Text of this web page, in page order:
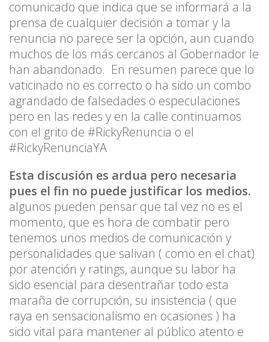
comunicado que indica que se informará a la
prensa de cualquier decisión a tomar y la
renuncia no parece ser la opción, aun cuando
muchos de los más cercanos al Gobernador le
han abandonado. En resumen parece que lo
vaticinado no es correcto o ha sido un combo
agrandado de falsedades o especulaciones
pero en las redes y en la calle continuamos
con el grito de #RickyRenuncia o el
#RickyRenunciaYA
Esta discusión es ardua pero necesaria
pues el fin no puede justificar los medios.
algunos pueden pensar que tal vez no es el
momento, que es hora de combatir pero
tenemos unos medios de comunicación y
personalidades que salivan ( como en el chat)
por atención y ratings, aunque su labor ha
sido esencial para desentrañar todo esta
maraña de corrupción, su insistencia ( que
raya en sensacionalismo en ocasiones ) ha
sido vital para mantener al público atento e